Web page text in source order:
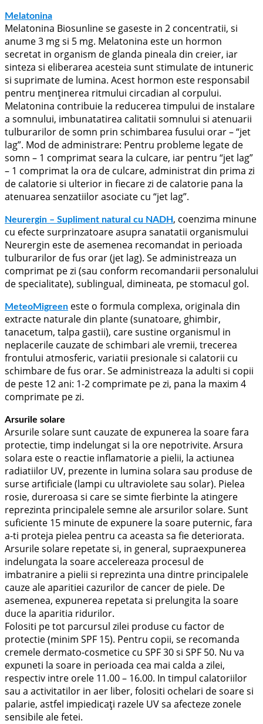
Melatonina
Melatonina Biosunline se gaseste in 2 concentratii, si
anume 3 mg si 5 mg. Melatonina este un hormon
secretat in organism de glanda pineala din creier, iar
sinteza si eliberarea acesteia sunt stimulate de intuneric
si suprimate de lumina. Acest hormon este responsabil
pentru menținerea ritmului circadian al corpului.
Melatonina contribuie la reducerea timpului de instalare
a somnului, imbunatatirea calitatii somnului si atenuarii
tulburarilor de somn prin schimbarea fusului orar – “jet
lag”. Mod de administrare: Pentru probleme legate de
somn – 1 comprimat seara la culcare, iar pentru “jet lag”
– 1 comprimat la ora de culcare, administrat din prima zi
de calatorie si ulterior in fiecare zi de calatorie pana la
atenuarea senzatiilor asociate cu “jet lag”.
Neurergin – Supliment natural cu NADH , coenzima minune
cu efecte surprinzatoare asupra sanatatii organismului
Neurergin este de asemenea recomandat in perioada
tulburarilor de fus orar (jet lag). Se administreaza un
comprimat pe zi (sau conform recomandarii personalului
de specialitate), sublingual, dimineata, pe stomacul gol.
MeteoMigreen este o formula complexa, originala din
extracte naturale din plante (sunatoare, ghimbir,
tanacetum, talpa gastii), care sustine organismul in
neplacerile cauzate de schimbari ale vremii, trecerea
frontului atmosferic, variatii presionale si calatorii cu
schimbare de fus orar. Se administreaza la adulti si copii
de peste 12 ani: 1-2 comprimate pe zi, pana la maxim 4
comprimate pe zi.
Arsurile solare
Arsurile solare sunt cauzate de expunerea la soare fara
protectie, timp indelungat si la ore nepotrivite. Arsura
solara este o reactie inflamatorie a pielii, la actiunea
radiatiilor UV, prezente in lumina solara sau produse de
surse artificiale (lampi cu ultraviolete sau solar). Pielea
rosie, dureroasa si care se simte fierbinte la atingere
reprezinta principalele semne ale arsurilor solare. Sunt
suficiente 15 minute de expunere la soare puternic, fara
a-ti proteja pielea pentru ca aceasta sa fie deteriorata.
Arsurile solare repetate si, in general, supraexpunerea
indelungata la soare accelereaza procesul de
imbatranire a pielii si reprezinta una dintre principalele
cauze ale aparitiei cazurilor de cancer de piele. De
asemenea, expunerea repetata si prelungita la soare
duce la aparitia ridurilor.
Folositi pe tot parcursul zilei produse cu factor de
protectie (minim SPF 15). Pentru copii, se recomanda
cremele dermato-cosmetice cu SPF 30 si SPF 50. Nu va
expuneti la soare in perioada cea mai calda a zilei,
respectiv intre orele 11.00 – 16.00. In timpul calatoriilor
sau a activitatilor in aer liber, folositi ochelari de soare si
palarie, astfel impiedicați razele UV sa afecteze zonele
sensibile ale fetei.